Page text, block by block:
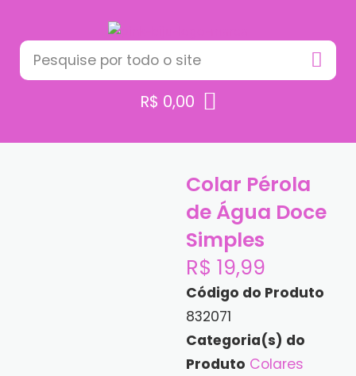
R$ 0,00
Colar Pérola
de Água Doce
Simples
R$ 19,99
Código do Produto
832071
Categoria(s) do
Produto Colares